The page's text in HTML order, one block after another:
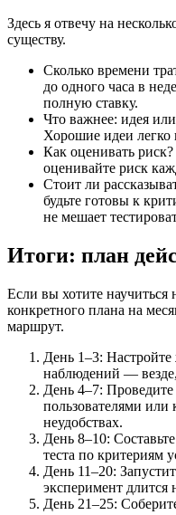
Здесь я отвечу на
существу.
Сколько времени
до одного часа в
полную ставку.
Что важнее: идея
Хорошие идеи легко
Как оценивать
оценивайте риск
Стоит ли
будьте готовы к
не мешает
Итоги: план
Если вы хотите научиться
конкретного плана на
маршрут.
День 1–3:
наблюдений —
День 4–7:
пользователями или
неудобствах.
День 8–10:
теста по критериям
День 11–20:
эксперимент длится
День 21–25: